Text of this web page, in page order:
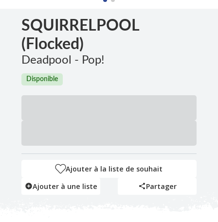
SQUIRRELPOOL
(Flocked)
Deadpool - Pop!
Disponible
Ajouter à la liste de souhait
Ajouter à une liste
Partager